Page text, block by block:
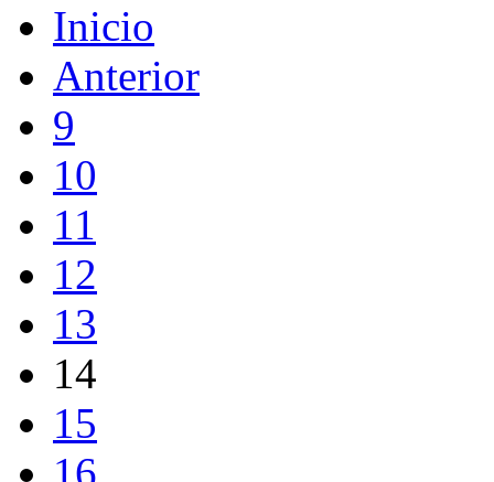
Inicio
Anterior
9
10
11
12
13
14
15
16